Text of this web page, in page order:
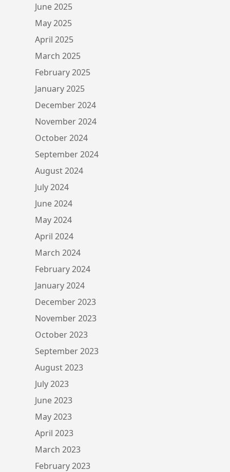
June 2025
May 2025
April 2025
March 2025
February 2025
January 2025
December 2024
November 2024
October 2024
September 2024
August 2024
July 2024
June 2024
May 2024
April 2024
March 2024
February 2024
January 2024
December 2023
November 2023
October 2023
September 2023
August 2023
July 2023
June 2023
May 2023
April 2023
March 2023
February 2023